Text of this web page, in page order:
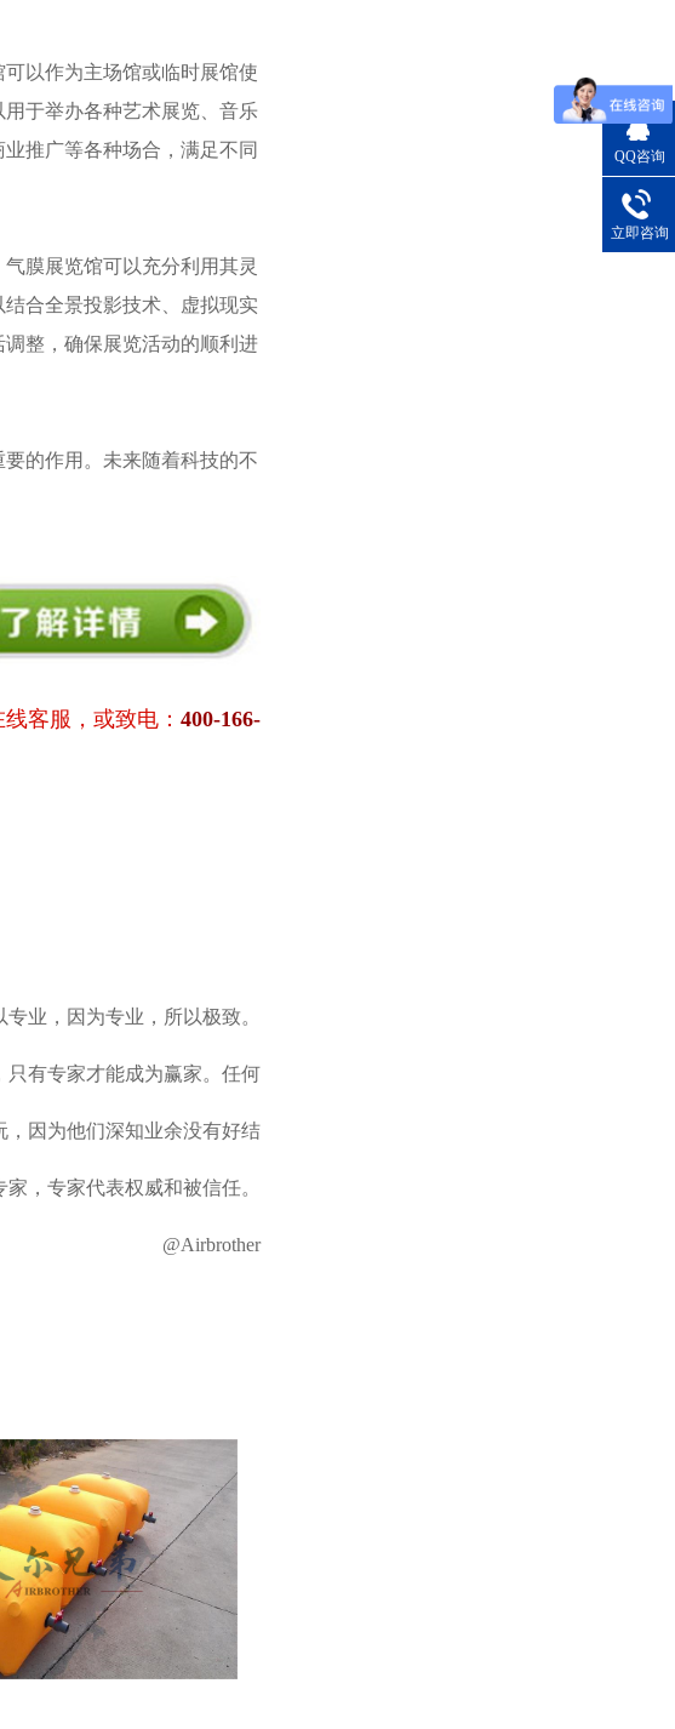
以作为主场馆或临时展馆使
于举办各种艺术展览、音乐
推广等各种场合，满足不同
膜展览馆可以充分利用其灵
合全景投影技术、虚拟现实
整，确保展览活动的顺利进
的作用。未来随着科技的不
客服，或致电： 400-166-
业，因为专业，所以极致。
只有专家才能成为赢家。任何
，因为他们深知业余没有好结
，专家代表权威和被信任。
@Airbrother
QQ咨询
立即咨询